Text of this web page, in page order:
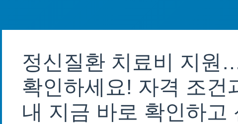
정신질환 치료비 지원
확인하세요! 자격 조건
내 지금 바로 확인하고